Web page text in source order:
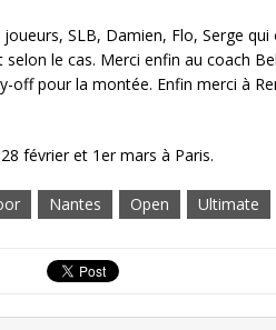
SLB, Damien, Flo, Serge
le cas. Merci enfin au coach
off pour la montée. Enfin merci à
février et 1er mars à Paris.
Nantes Open Ultimate